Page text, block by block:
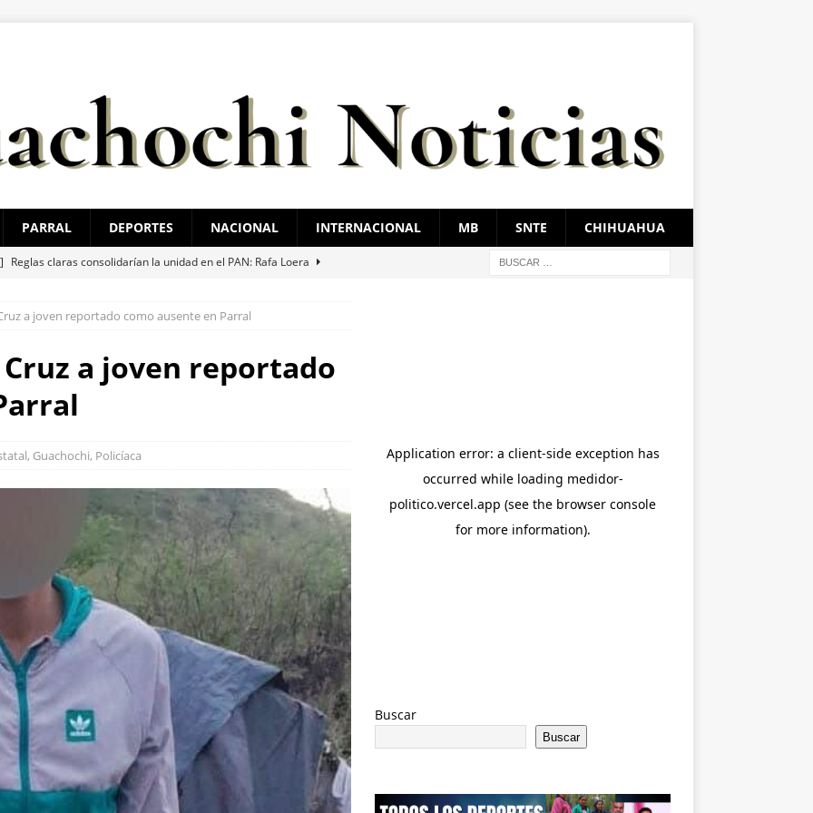
PARRAL DEPORTES NACIONAL INTERNACIONAL MB SNTE CHIHUAHUA
Reglas claras consolidarían la unidad en el PAN: Rafa Loera
] Localizan sin vida a un joven en vivienda de la colonia Ponce de
Choque en la avenida 20 de Noviembre deja dos lesionados
Cateos en Juárez aseguran un tigre de bengala, un lagarto y
por homicidio
ESTATAL
a joven reportado como ausente en Parral
Cruz a joven reportado
, Guachochi, Policíaca
Buscar
Buscar